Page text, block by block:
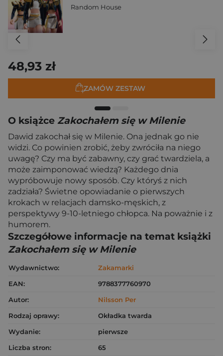
Random House
48,93 zł
ZAMÓW ZESTAW
O książce Zakochałem się w Milenie
Dawid zakochał się w Milenie. Ona jednak go nie
widzi. Co powinien zrobić, żeby zwróciła na niego
uwagę? Czy ma być zabawny, czy grać twardziela, a
może zaimponować wiedzą? Każdego dnia
wypróbowuje nowy sposób. Czy któryś z nich
zadziała? Świetne opowiadanie o pierwszych
krokach w relacjach damsko-męskich, z
perspektywy 9-10-letniego chłopca. Na poważnie i z
humorem.
Szczegółowe informacje na temat książki
Zakochałem się w Milenie
Wydawnictwo:
Zakamarki
EAN:
9788377760970
Autor:
Nilsson Per
Rodzaj oprawy:
Okładka twarda
Wydanie:
pierwsze
Liczba stron:
65